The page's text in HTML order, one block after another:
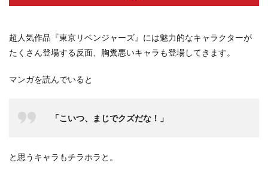
超人気作品『東京リベンジャーズ』には魅力的なキャラクターが
たくさん登場する反面、胸糞悪いキャラも登場してきます。
マンガを読んでいると
「こいつ、まじでクズだな！」
と思うキャラもチラホラと。